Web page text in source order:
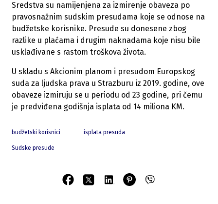
Sredstva su namijenjena za izmirenje obaveza po
pravosnažnim sudskim presudama koje se odnose na
budžetske korisnike. Presude su donesene zbog
razlike u plaćama i drugim naknadama koje nisu bile
usklađivane s rastom troškova života.
U skladu s Akcionim planom i presudom Europskog
suda za ljudska prava u Strazburu iz 2019. godine, ove
obaveze izmiruju se u periodu od 23 godine, pri čemu
je predviđena godišnja isplata od 14 miliona KM.
budžetski korisnici isplata presuda
Sudske presude